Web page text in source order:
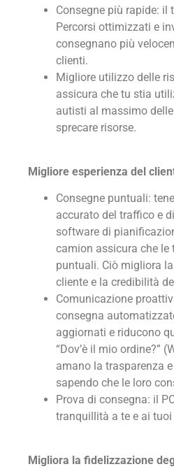
Consegne più rapide: il
Percorsi ottimizzati e
consegnano più
clienti.
Migliore utilizzo delle
assicura che tu stia
autisti al massimo
sprecare risorse.
Migliore esperienza del
Consegne puntuali:
accurato del traffico e
software di
camion assicura che le
puntuali. Ciò migliora
cliente e la credibilità
Comunicazione
consegna
aggiornati e riducono
“Dov’è il mio ordine?”
amano la trasparenza
sapendo che le loro
Prova di consegna: il
tranquillità a te e ai
Migliora la fidelizzazione